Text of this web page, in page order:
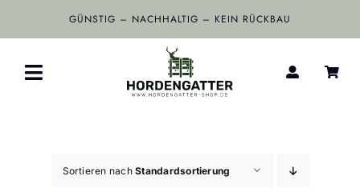
GÜNSTIG – NACHHALTIG – KEIN RÜCKBAU
Toggle
Wildschutzzäune
Sortieren nachStandardsortierung